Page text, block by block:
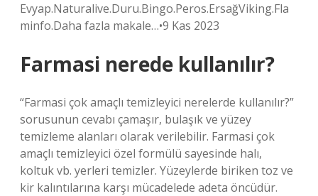
Evyap.Naturalive.Duru.Bingo.Peros.ErsağViking.Fla
minfo.Daha fazla makale…•9 Kas 2023
Farmasi nerede kullanılır?
“Farmasi çok amaçlı temizleyici nerelerde kullanılır?”
sorusunun cevabı çamaşır, bulaşık ve yüzey
temizleme alanları olarak verilebilir. Farmasi çok
amaçlı temizleyici özel formülü sayesinde halı,
koltuk vb. yerleri temizler. Yüzeylerde biriken toz ve
kir kalıntılarına karşı mücadelede adeta öncüdür.